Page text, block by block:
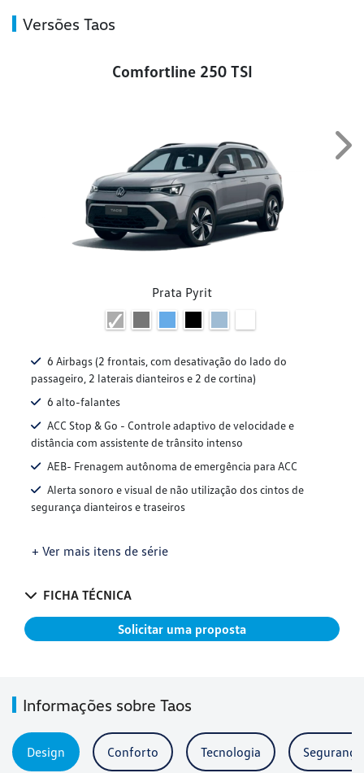
Versões Taos
Comfortline 250 TSI
Prata Pyrit
6 Airbags (2 frontais, com desativação do lado do
passageiro, 2 laterais dianteiros e 2 de cortina)
6 alto-falantes
ACC Stop & Go - Controle adaptivo de velocidade e
distância com assistente de trânsito intenso
AEB- Frenagem autônoma de emergência para ACC
Alerta sonoro e visual de não utilização dos cintos de
segurança dianteiros e traseiros
+ Ver mais itens de série
FICHA TÉCNICA
Solicitar uma proposta
Informações sobre Taos
Design Conforto Tecnologia Segurança